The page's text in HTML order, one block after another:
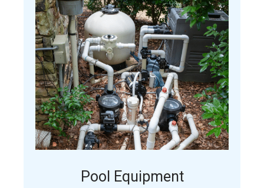
Pool Equipment